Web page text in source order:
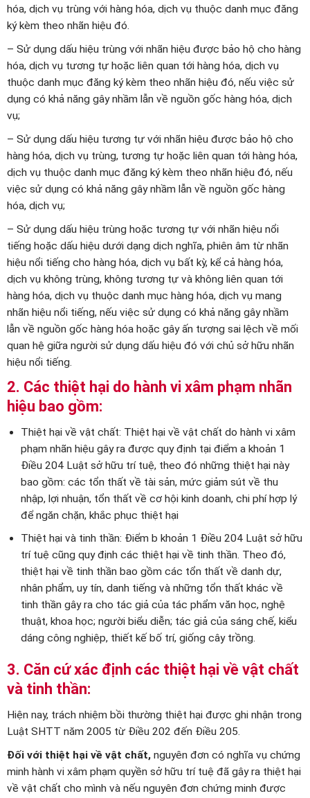
hóa, dịch vụ trùng với hàng hóa, dịch vụ thuộc danh mục đăng
ký kèm theo nhãn hiệu đó.
– Sử dụng dấu hiệu trùng với nhãn hiệu được bảo hộ cho hàng
hóa, dịch vụ tương tự hoặc liên quan tới hàng hóa, dịch vụ
thuộc danh mục đăng ký kèm theo nhãn hiệu đó, nếu việc sử
dụng có khả năng gây nhầm lẫn về nguồn gốc hàng hóa, dịch
vụ;
– Sử dụng dấu hiệu tương tự với nhãn hiệu được bảo hộ cho
hàng hóa, dịch vụ trùng, tương tự hoặc liên quan tới hàng hóa,
dịch vụ thuộc danh mục đăng ký kèm theo nhãn hiệu đó, nếu
việc sử dụng có khả năng gây nhầm lẫn về nguồn gốc hàng
hóa, dịch vụ;
– Sử dụng dấu hiệu trùng hoặc tương tự với nhãn hiệu nổi
tiếng hoặc dấu hiệu dưới dạng dịch nghĩa, phiên âm từ nhãn
hiệu nổi tiếng cho hàng hóa, dịch vụ bất kỳ, kể cả hàng hóa,
dịch vụ không trùng, không tương tự và không liên quan tới
hàng hóa, dịch vụ thuộc danh mục hàng hóa, dịch vụ mang
nhãn hiệu nổi tiếng, nếu việc sử dụng có khả năng gây nhầm
lẫn về nguồn gốc hàng hóa hoặc gây ấn tượng sai lệch về mối
quan hệ giữa người sử dụng dấu hiệu đó với chủ sở hữu nhãn
hiệu nổi tiếng.
2. Các thiệt hại do hành vi xâm phạm nhãn
hiệu bao gồm:
Thiệt hại về vật chất: Thiệt hại về vật chất do hành vi xâm
phạm nhãn hiệu gây ra được quy định tại điểm a khoản 1
Điều 204 Luật sở hữu trí tuệ, theo đó những thiệt hại này
bao gồm: các tổn thất về tài sản, mức giảm sút về thu
nhập, lợi nhuận, tổn thất về cơ hội kinh doanh, chi phí hợp lý
để ngăn chặn, khắc phục thiệt hại
Thiệt hại và tinh thần: Điểm b khoản 1 Điều 204 Luật sở hữu
trí tuệ cũng quy định các thiệt hại về tinh thần. Theo đó,
thiệt hại về tinh thần bao gồm các tổn thất về danh dự,
nhân phẩm, uy tín, danh tiếng và những tổn thất khác về
tinh thần gây ra cho tác giả của tác phẩm văn học, nghệ
thuật, khoa học; người biểu diễn; tác giả của sáng chế, kiểu
dáng công nghiệp, thiết kế bố trí, giống cây trồng.
3. Căn cứ xác định các thiệt hại về vật chất
và tinh thần:
Hiện nay, trách nhiệm bồi thường thiệt hại được ghi nhận trong
Luật SHTT năm 2005 từ Điều 202 đến Điều 205.
Đối với thiệt hại về vật chất, nguyên đơn có nghĩa vụ chứng
minh hành vi xâm phạm quyền sở hữu trí tuệ đã gây ra thiệt hại
về vật chất cho mình và nếu nguyên đơn chứng minh được